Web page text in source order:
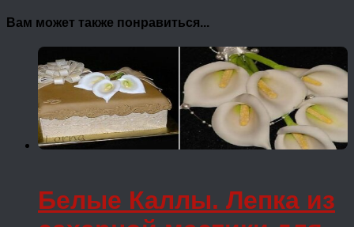
Вам может также понравиться...
Белые Каллы. Лепка из